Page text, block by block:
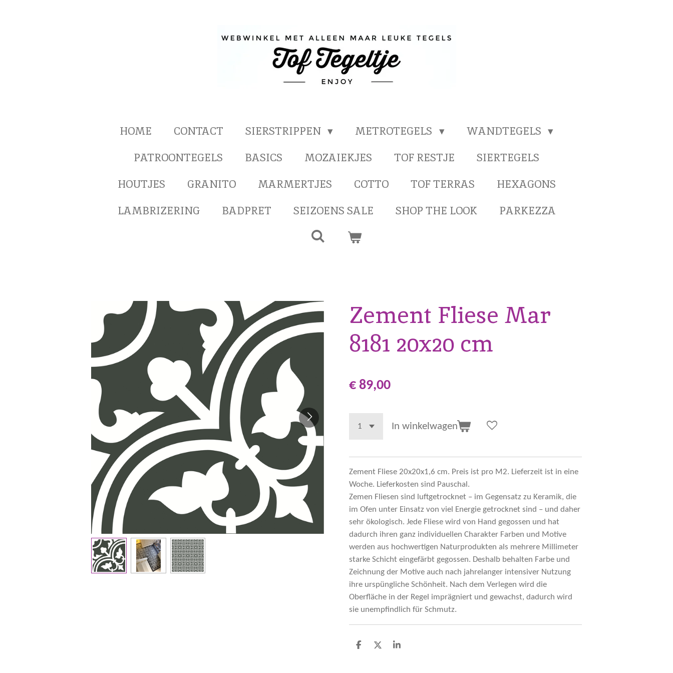
HOME CONTACT SIERSTRIPPEN METROTEGELS
WANDTEGELS
PATROONTEGELS
BASICS MOZAIEKJES TOF RESTJE
SIERTEGELS
HOUTJES
GRANITO MARMERTJES COTTO TOF TERRAS
HEXAGONS
LAMBRIZERING
BADPRET SEIZOENS SALE SHOP THE LOOK PARKEZZA
Zement Fliese Mar
8181 20x20 cm
€ 89,00
In winkelwagen
Zement Fliese 20x20x1,6 cm. Preis ist pro M2. Lieferzeit ist in eine
Woche. Lieferkosten sind Pauschal.
Zemen Fliesen sind luftgetrocknet – im Gegensatz zu Keramik, die
im Ofen unter Einsatz von viel Energie getrocknet sind – und daher
sehr ökologisch. Jede Fliese wird von Hand gegossen und hat
dadurch ihren ganz individuellen Charakter Farben und Motive
werden aus hochwertigen Naturprodukten als mehrere Millimeter
starke Schicht eingefärbt gegossen. Deshalb behalten Farbe und
Zeichnung der Motive auch nach jahrelanger intensiver Nutzung
ihre urspüngliche Schönheit. Nach dem Verlegen wird die
Oberfläche in der Regel imprägniert und gewachst, dadurch wird
sie unempfindlich für Schmutz.
D
D
S